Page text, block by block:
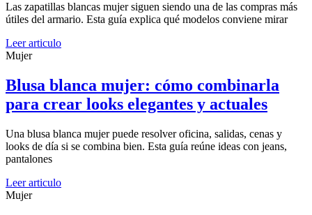
Las zapatillas blancas mujer siguen siendo una de las compras más
útiles del armario. Esta guía explica qué modelos conviene mirar
Leer articulo
Mujer
Blusa blanca mujer: cómo combinarla
para crear looks elegantes y actuales
Una blusa blanca mujer puede resolver oficina, salidas, cenas y
looks de día si se combina bien. Esta guía reúne ideas con jeans,
pantalones
Leer articulo
Mujer